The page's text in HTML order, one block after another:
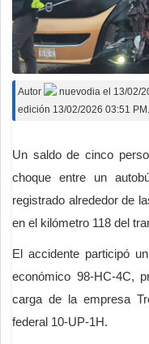
Autor nuevodia el 13/02/
edición 13/02/2026 03:51 PM.
Un saldo de cinco
choque entre un
registrado alrededor de
en el kilómetro 118 del
El accidente participó
económico 98-HC-4C,
carga de la empresa
federal 10-UP-1H.